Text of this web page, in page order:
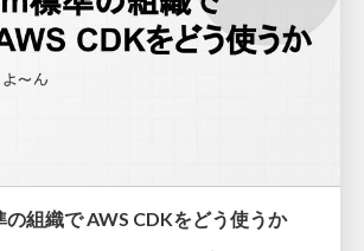
組織で AWS CDKをどう使うか